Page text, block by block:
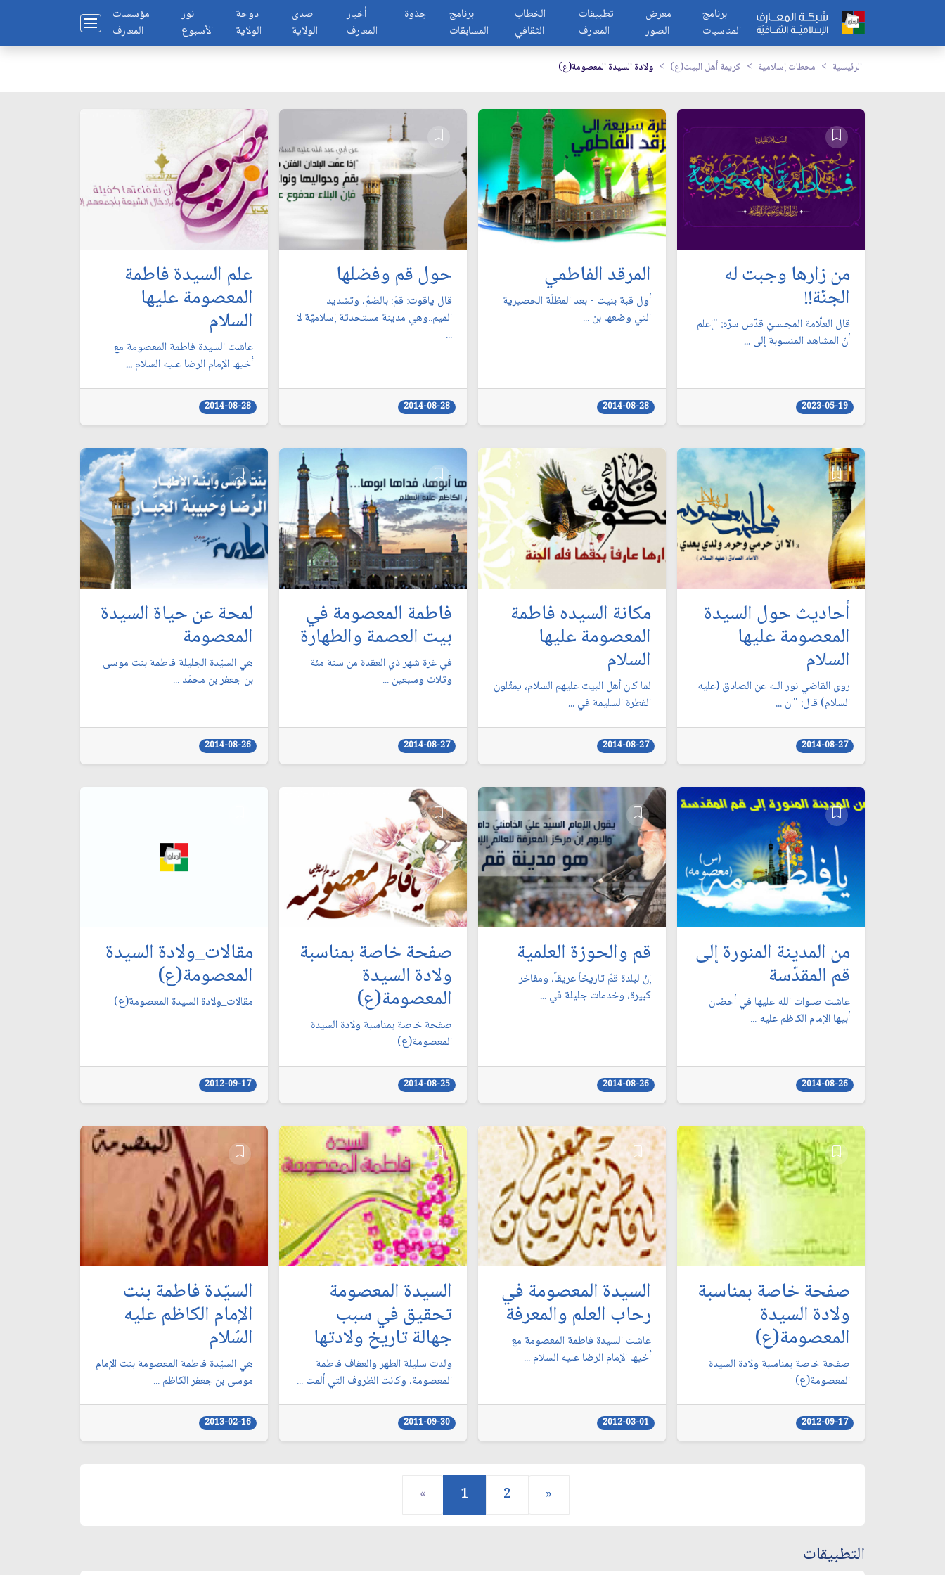
مؤسسات
المعارف
نور
الأسبوع
دوحة
الولاية
صدى
الولاية
أخبار
المعارف
جذوة
برنامج
المسابقات
الخطاب
الثقافي
تطبيقات
المعارف
معرض
الصور
برنامج
المناسبات
الرئيسية محطات إسلامية كريمة أهل البيت(ع) ولادة السيدة المعصومة(ع)
من زارها وجبت له
الجنّة!!
قال العلّامة المجلسيّ قدّس سرّه: "إعلم
أنّ المشاهد المنسوبة إلى ...
2023-05-19
المرقد الفاطمي
أول قبة بنيت - بعد المظلّة الحصيرية
التي وضعها بن ...
2014-08-28
حول قم وفضلها
قال ياقوت: قمّ: بالضمّ، وتشديد
الميم..وهي مدينة مستحدثة إسلاميّة لا
...
2014-08-28
علم السيدة فاطمة
المعصومة عليها
السلام
عاشت السيدة فاطمة المعصومة مع
أخيها الإمام الرضا عليه السلام ...
2014-08-28
أحاديث حول السيدة
المعصومة عليها
السلام
روى القاضي نور الله عن الصادق (عليه
السلام) قال: "ان ...
2014-08-27
مكانة السيده فاطمة
المعصومة عليها
السلام
لما كان أهل البيت عليهم السلام، يمثّلون
الفطرة السليمة في ...
2014-08-27
فاطمة المعصومة في
بيت العصمة والطهارة
في غرة شهر ذي العقدة من سنة مئة
وثلاث وسبعين ...
2014-08-27
لمحة عن حياة السيدة
المعصومة
هي السيّدة الجليلة فاطمة بنت موسى
بن جعفر بن محمّد ...
2014-08-26
من المدينة المنورة إلى
قم المقدّسة
عاشت صلوات الله عليها في أحضان
أبيها الإمام الكاظم عليه ...
2014-08-26
قم والحوزة العلمية
إنّ لبلدة قمّ تاريخاً عريقاً، ومفاخر
كبيرة، وخدمات جليلة في ...
2014-08-26
صفحة خاصة بمناسبة
ولادة السيدة
المعصومة(ع)
صفحة خاصة بمناسبة ولادة السيدة
المعصومة(ع)
2014-08-25
مقالات_ولادة السيدة
المعصومة(ع)
مقالات_ولادة السيدة المعصومة(ع)
2012-09-17
صفحة خاصة بمناسبة
ولادة السيدة
المعصومة(ع)
صفحة خاصة بمناسبة ولادة السيدة
المعصومة(ع)
2012-09-17
السيدة المعصومة في
رحاب العلم والمعرفة
عاشت السيدة فاطمة المعصومة مع
أخيها الإمام الرضا عليه السلام ...
2012-03-01
السيدة المعصومة
تحقيق في سبب
جهالة تاريخ ولادتها
ولدت سليلة الطهر والعفاف فاطمة
المعصومة، وكانت الظروف التي ألمت ...
2011-09-30
السيّدة فاطمة بنت
الإمام الكاظم عليه
السّلام
هي السيّدة فاطمة المعصومة بنت الإمام
موسى بن جعفر الكاظم ...
2013-02-16
« 1 2 »
التطبيقات